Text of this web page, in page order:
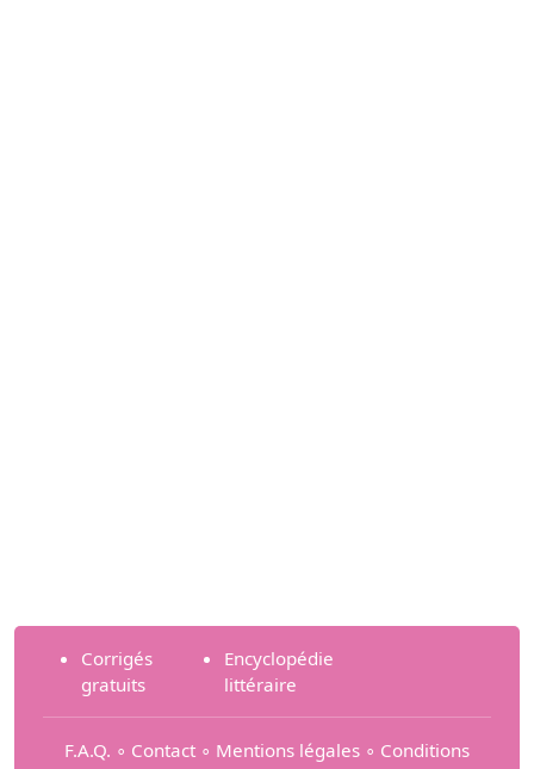
Corrigés
gratuits
Encyclopédie
littéraire
F.A.Q. ∘ Contact ∘ Mentions légales ∘ Conditions